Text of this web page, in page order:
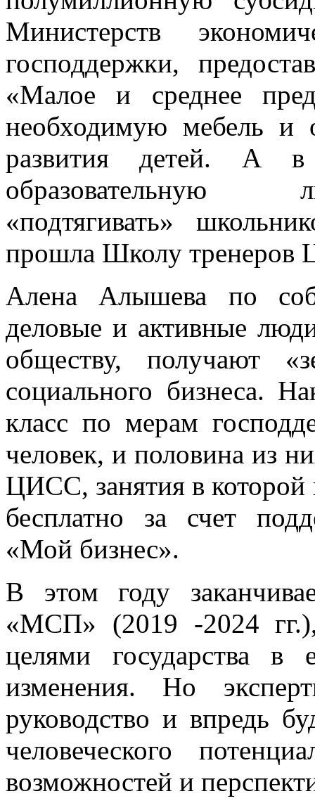
Министерств
господдержки,
«Малое и среднее
необходимую мебель и
развития детей. А
образовательную
«подтягивать»
прошла Школу
Алена Алышева по
деловые и активные
обществу, получают
социального бизнеса.
класс по мерам
человек, и половина из
ЦИСС, занятия в
бесплатно за счет
«Мой бизнес».
В этом году
«МСП» (2019 -2024
целями государства в
изменения. Но
руководство и впредь
человеческого
возможностей и